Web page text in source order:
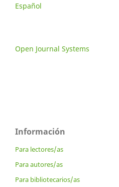
Español
Open Journal Systems
Información
Para lectores/as
Para autores/as
Para bibliotecarios/as